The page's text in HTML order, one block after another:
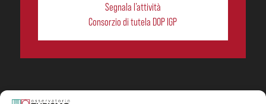
Segnala l’attività
Consorzio di tutela DOP IGP